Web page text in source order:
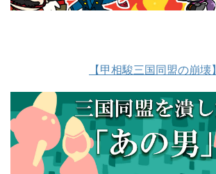
【甲相駿三国同盟の崩壊】